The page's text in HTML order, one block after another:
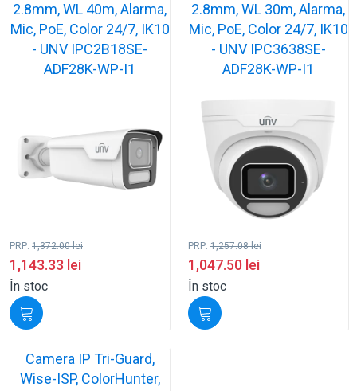
2.8mm, WL 40m, Alarma,
Mic, PoE, Color 24/7, IK10
- UNV IPC2B18SE-
ADF28K-WP-I1
PRP: 1,372.00lei
1,143.33 lei
În stoc
2.8mm, WL 30m, Alarma,
Mic, PoE, Color 24/7, IK10
- UNV IPC3638SE-
ADF28K-WP-I1
PRP: 1,257.08lei
1,047.50 lei
În stoc
Camera IP Tri-Guard,
Wise-ISP, ColorHunter,